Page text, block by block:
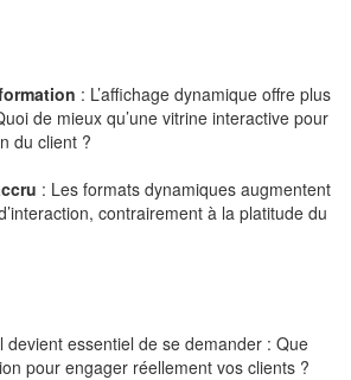
: L’affichage dynamique offre plus
de mieux qu’une vitrine interactive pour
du client ?
: Les formats dynamiques augmentent
contrairement à la platitude du
devient essentiel de se demander : Que
pour engager réellement vos clients ?